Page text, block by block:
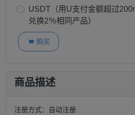
USDT（用U支付金额超过
兑换2％相同产品）
 购买
商品描述
注册方式：自动注册